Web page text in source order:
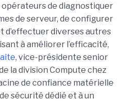
opérateurs de diagnostiquer
de serveur, de configurer
d’effectuer diverses autres
à améliorer l’efficacité,
, vice-présidente senior
la division Compute chez
de confiance matérielle
sécurité dédié et à un